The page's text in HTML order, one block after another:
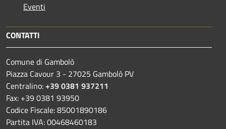
Eventi
CONTATTI
Comune di Gambolò
Piazza Cavour 3 - 27025 Gambolò PV
Centralino:+39 0381 937211
Fax: +39 0381 93950
Codice Fiscale: 85001890186
Partita IVA: 00468460183